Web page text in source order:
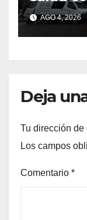
nuevas
AGO 4, 2026
Deja
Tu dirección de
Los campos
Comentario *